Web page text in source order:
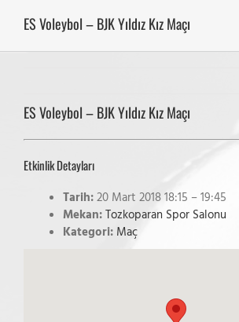
ES Voleybol – BJK Yıldız Kız Maçı
ES Voleybol – BJK Yıldız Kız Maçı
Etkinlik Detayları
Tarih:20 Mart 2018 18:15 –19:45
Mekan:Tozkoparan Spor Salonu
Kategori: Maç